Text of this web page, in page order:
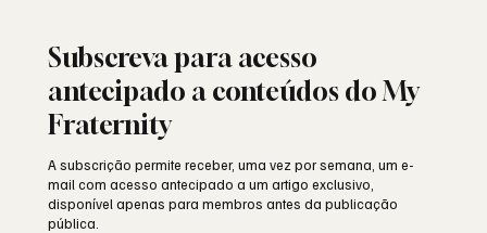
Subscreva para acesso
antecipado a conteúdos do My
Fraternity
A subscrição permite receber, uma vez por semana, um e-
mail com acesso antecipado a um artigo exclusivo,
disponível apenas para membros antes da publicação
pública.